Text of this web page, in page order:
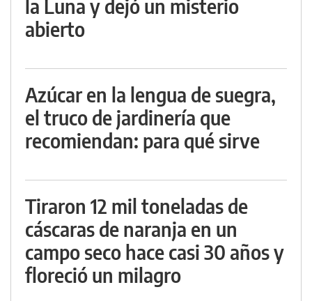
la Luna y dejó un misterio
abierto
Azúcar en la lengua de suegra,
el truco de jardinería que
recomiendan: para qué sirve
Tiraron 12 mil toneladas de
cáscaras de naranja en un
campo seco hace casi 30 años y
floreció un milagro